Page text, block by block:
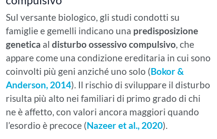
Sul versante biologico, gli studi condotti su
famiglie e gemelli indicano una predisposizione
genetica al disturbo ossessivo compulsivo, che
appare come una condizione ereditaria in cui sono
coinvolti più geni anziché uno solo (Bokor &
Anderson, 2014). Il rischio di sviluppare il disturbo
risulta più alto nei familiari di primo grado di chi
ne è affetto, con valori ancora maggiori quando
l’esordio è precoce (Nazeer et al., 2020).